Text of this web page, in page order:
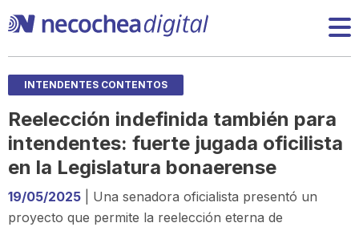
INTENDENTES CONTENTOS
Reelección indefinida también para
intendentes: fuerte jugada oficilista
en la Legislatura bonaerense
19/05/2025 | Una senadora oficialista presentó un
proyecto que permite la reelección eterna de